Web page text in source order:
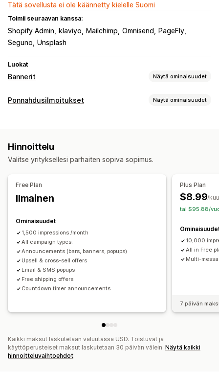
Tätä sovellusta ei ole käännetty kielelle Suomi
Toimii seuraavan kanssa:
Shopify Admin klaviyo Mailchimp Omnisend
PageFly
Seguno Unsplash
Luokat
Bannerit Näytä ominaisuudet
Bannerin tyyppi
Mukautukset
Linkit ja painikkeet
Monikielisyys
Ajastaminen
Kampanjan kohdentaminen
Kohdentaminen käytöksen perusteella
Analytiikka ja raportit
Käyttäytymisen seuranta
Reaaliaikainen analytiikka
Asiakassegmentit
Ponnahdusilmoitukset Näytä ominaisuudet
SMS-ponnahdusikkunat
Ajastimet Uutiskirjeet Lomakkeet Bannerit
Mukautetut fontit
Käännös
Lokalisointi
SMS-keräyslista Kampanjat
Käynnistimet ja säännöt
Kohdentaminen Geopaikannus
Raportointi
Analytiikka Seuranta
Hinnoittelu
Valitse yrityksellesi parhaiten sopiva sopimus.
Free Plan
Ilmainen
Ominaisuudet
1,500 impressions /month
All campaign types:
Announcements (bars, banners, popups)
Upsell & cross-sell offers
Email & SMS popups
Free shipping offers
Countdown timer announcements
Plus Plan
$8.99/
tai $95.88/
10,000
All in Free
Multi-
7 päivän
Kaikki maksut laskutetaan valuutassa USD. Toistuvat ja
käyttöperusteiset maksut laskutetaan 30 päivän välein. Näytä kaikki
hinnoitteluvaihtoehdot